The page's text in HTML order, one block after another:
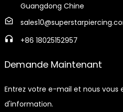
Guangdong Chine
+86 18025152957
Demande Maintenant
Entrez votre e-mail et nous vous
d'information.